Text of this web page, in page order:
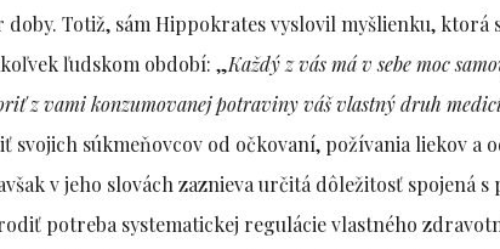
Totiž, sám Hippokrates vyslovil myšlienku, ktorá
ľudskom období: „Každý z vás má v sebe moc
z vami konzumovanej potraviny váš vlastný druh
svojich súkmeňovcov od očkovaní, požívania liekov a
v jeho slovách zaznieva určitá dôležitosť spojená
potreba systematickej regulácie vlastného